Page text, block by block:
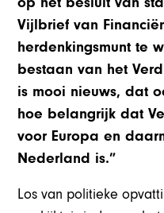
Vijlbrief van
herdenkingsmunt te
bestaan van het
is mooi nieuws, dat
hoe belangrijk dat
voor Europa en
Nederland is.”
Los van politieke